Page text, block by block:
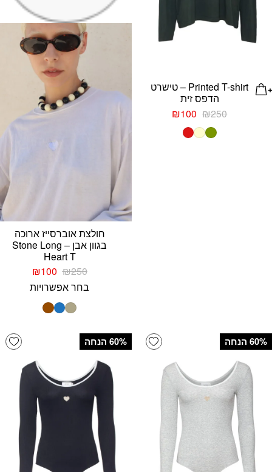
Printed T-shirt – טישרט
הדפס זית
₪250
המחיר
המקורי
היה:
₪100
המחיר
חולצת אוברסייז ארוכה
בגוון אבן – Stone Long
Heart T
₪250
המחיר
המקורי
היה:
₪250.
₪100
הנוכחי
הוא:בחר אפשרויות
Add wishlist ‫60% הנחה ‫60% הנחה